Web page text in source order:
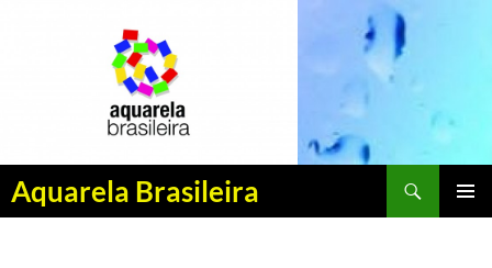
Aquarela Brasileira
Pesquisar
PULAR